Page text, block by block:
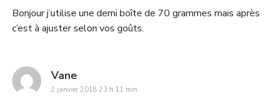
Bonjour j’utilise une demi boîte de 70 grammes mais après
c’est à ajuster selon vos goûts.
Vanesays:
2 janvier 2018 23 h 11 min